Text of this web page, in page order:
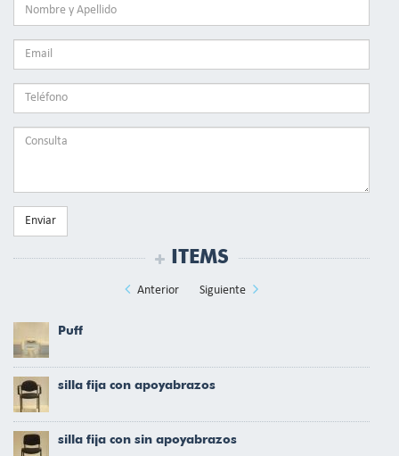
Enviar
ITEMS
Anterior Siguiente
Puff
silla fija con apoyabrazos
silla fija con sin apoyabrazos